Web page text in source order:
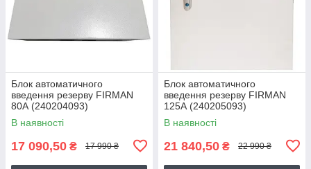
Блок автоматичного
введення резерву FIRMAN
80А (240204093)
В наявності
17 090,50 ₴ 17 990 ₴
Блок автоматичного
введення резерву FIRMAN
125А (240205093)
В наявності
21 840,50 ₴ 22 990 ₴